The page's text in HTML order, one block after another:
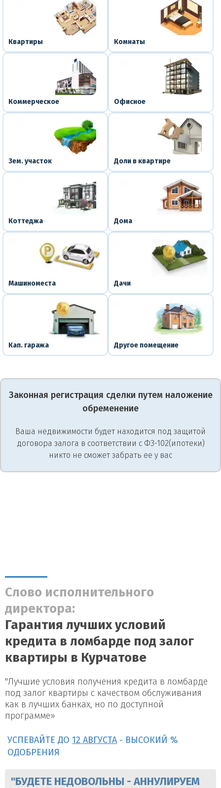
Квартиры Комнаты
Коммерческое Офисное
Зем. участок Доли в квартире
Коттеджа Дома
Машиноместа Дачи
Кап. гаража Другое помещение
Законная регистрация сделки путем наложение
обременение
Ваша недвижимости будет находится под защитой
договора залога в соответствии с ФЗ-102(ипотеки)
никто не сможет забрать ее у вас
Слово исполнительного
директора:
Гарантия лучших условий
кредита в ломбарде под залог
квартиры в Курчатове
"Лучшие условия получения кредита в ломбарде
под залог квартиры с качеством обслуживания
как в лучших банках, но по доступной
программе»
УСПЕВАЙТЕ ДО 12 АВГУСТА - ВЫСОКИЙ %
ОДОБРЕНИЯ
"БУДЕТЕ НЕДОВОЛЬНЫ - АННУЛИРУЕМ